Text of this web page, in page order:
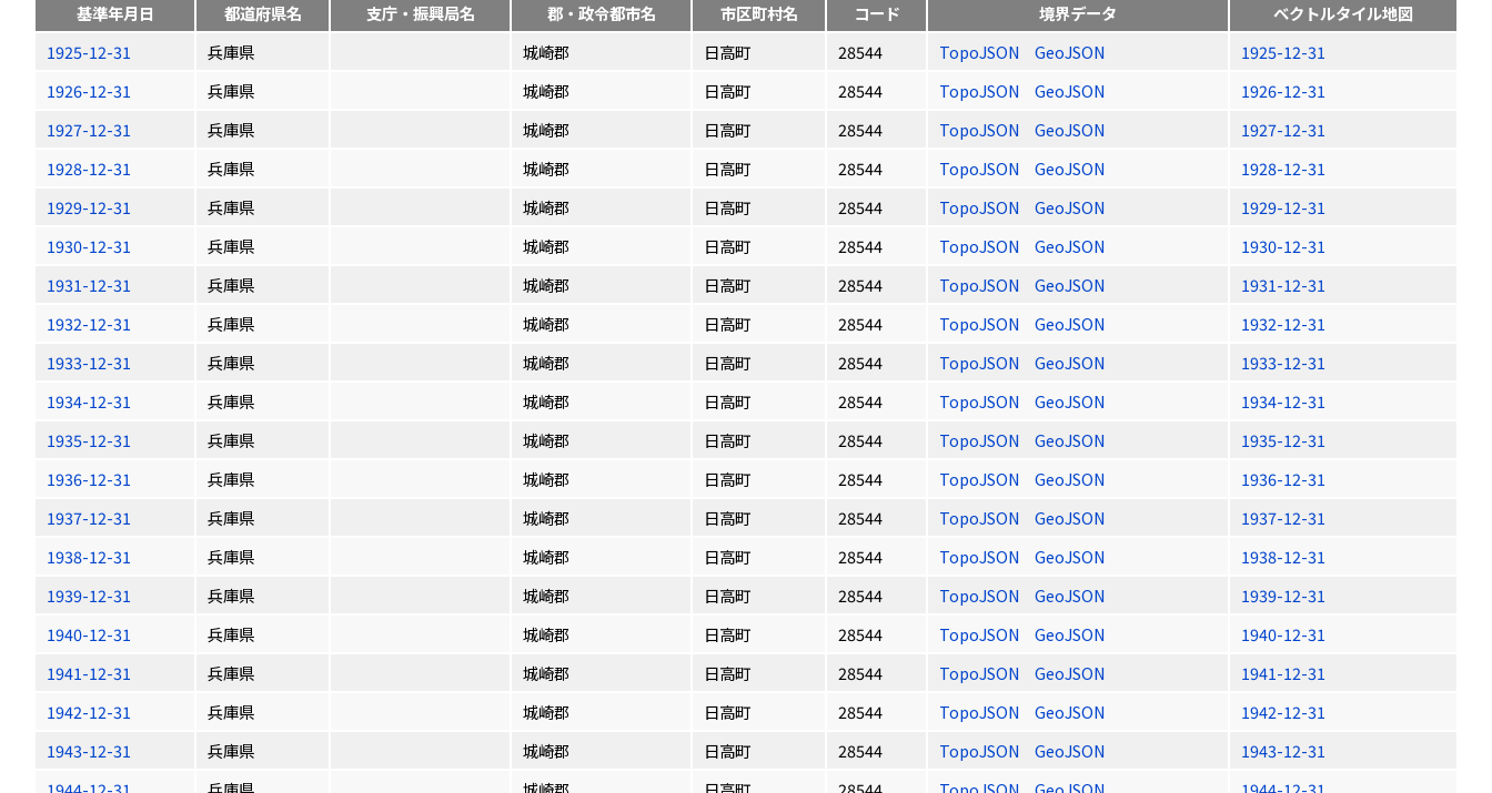
基準年月日 都道府県名 支庁・振興局名 郡・政令都市名 市区町村名 コード 境界データ
ベクトルタイル地図
1925-12-31
兵庫県 城崎郡 日高町 28544 TopoJSON GeoJSON
1925-12-31
1926-12-31
兵庫県 城崎郡 日高町 28544 TopoJSON GeoJSON
1926-12-31
1927-12-31
兵庫県 城崎郡 日高町 28544 TopoJSON GeoJSON
1927-12-31
1928-12-31
兵庫県 城崎郡 日高町 28544 TopoJSON GeoJSON
1928-12-31
1929-12-31
兵庫県 城崎郡 日高町 28544 TopoJSON GeoJSON
1929-12-31
1930-12-31
兵庫県 城崎郡 日高町 28544 TopoJSON GeoJSON
1930-12-31
1931-12-31
兵庫県 城崎郡 日高町 28544 TopoJSON GeoJSON
1931-12-31
1932-12-31
兵庫県 城崎郡 日高町 28544 TopoJSON GeoJSON
1932-12-31
1933-12-31
兵庫県 城崎郡 日高町 28544 TopoJSON GeoJSON
1933-12-31
1934-12-31
兵庫県 城崎郡 日高町 28544 TopoJSON GeoJSON
1934-12-31
1935-12-31
兵庫県 城崎郡 日高町 28544 TopoJSON GeoJSON
1935-12-31
1936-12-31
兵庫県 城崎郡 日高町 28544 TopoJSON GeoJSON
1936-12-31
1937-12-31
兵庫県 城崎郡 日高町 28544 TopoJSON GeoJSON
1937-12-31
1938-12-31
兵庫県 城崎郡 日高町 28544 TopoJSON GeoJSON
1938-12-31
1939-12-31
兵庫県 城崎郡 日高町 28544 TopoJSON GeoJSON
1939-12-31
1940-12-31
兵庫県 城崎郡 日高町 28544 TopoJSON GeoJSON
1940-12-31
1941-12-31
兵庫県 城崎郡 日高町 28544 TopoJSON GeoJSON
1941-12-31
1942-12-31
兵庫県 城崎郡 日高町 28544 TopoJSON GeoJSON
1942-12-31
1943-12-31
兵庫県 城崎郡 日高町 28544 TopoJSON GeoJSON
1943-12-31